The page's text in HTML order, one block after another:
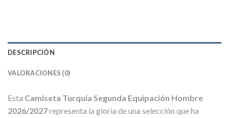
DESCRIPCIÓN
VALORACIONES (0)
Esta Camiseta Turquía Segunda Equipación Hombre
2026/2027representa la gloria de una selección que ha